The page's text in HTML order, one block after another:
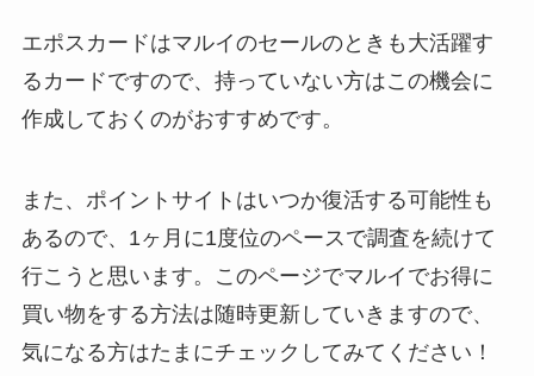
エポスカードはマルイのセールのときも大活躍す
るカードですので、持っていない方はこの機会に
作成しておくのがおすすめです。
また、ポイントサイトはいつか復活する可能性も
あるので、1ヶ月に1度位のペースで調査を続けて
行こうと思います。このページでマルイでお得に
買い物をする方法は随時更新していきますので、
気になる方はたまにチェックしてみてください！